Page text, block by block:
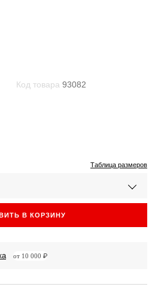
Код товара 93082
Таблица размеров
В КОРЗИНУ
от 10 000 ₽